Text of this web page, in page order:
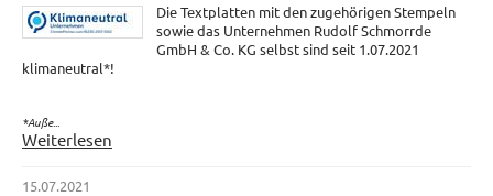
Die Textplatten mit den zugehörigen Stempeln
sowie das Unternehmen Rudolf Schmorrde
GmbH & Co. KG selbst sind seit 1.07.2021
klimaneutral*!
*Auße...
Weiterlesen
15.07.2021